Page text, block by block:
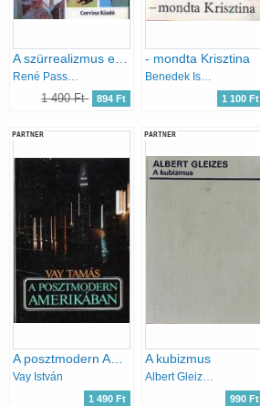
1 490 Ft 894 Ft
- mondta Krisztina
1 100 Ft
PARTNER
Vay István
1 490 Ft
PARTNER
A kubizmus
Albert Gleizes
990 Ft